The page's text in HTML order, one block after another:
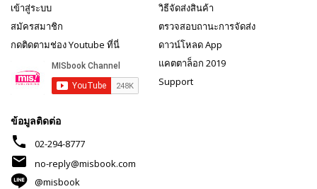
เข้าสู่ระบบ
สมัครสมาชิก
กดติดตามช่อง Youtube ที่นี่
วิธีจัดส่งสินค้า
ตรวจสอบถานะการจัดส่ง
ดาวน์โหลด App
แคตตาล็อก 2019
Support
ข้อมูลติดต่อ
phone 02-294-8777
mail
no-reply@misbook.com
@misbook